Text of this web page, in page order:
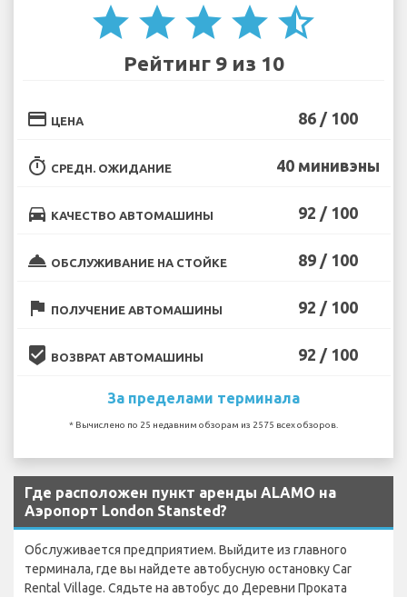
star star star star star_half
Рейтинг 9 из 10
credit_card ЦЕНА 86 / 100
timer СРЕДН. ОЖИДАНИЕ 40 минивэны
directions_car КАЧЕСТВО АВТОМАШИНЫ 92 / 100
room_service ОБСЛУЖИВАНИЕ НА СТОЙКЕ 89 / 100
flag ПОЛУЧЕНИЕ АВТОМАШИНЫ 92 / 100
beenhere ВОЗВРАТ АВТОМАШИНЫ 92 / 100
За пределами терминала
* Вычислено по 25 недавним обзорам из 2575 всех обзоров.
Где расположен пункт аренды ALAMO на
Аэропорт London Stansted?
Обслуживается предприятием. Выйдите из главного
терминала, где вы найдете автобусную остановку Car
Rental Village. Сядьте на автобус до Деревни Проката